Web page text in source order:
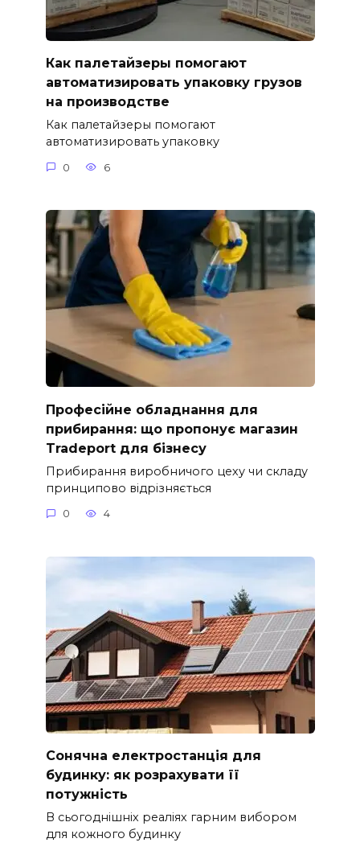
Как палетайзеры помогают
автоматизировать упаковку грузов
на производстве
Как палетайзеры помогают
автоматизировать упаковку
0 6
Професійне обладнання для
прибирання: що пропонує магазин
Tradeport для бізнесу
Прибирання виробничого цеху чи складу
принципово відрізняється
0 4
Сонячна електростанція для
будинку: як розрахувати її
потужність
В сьогоднішніх реаліях гарним вибором
для кожного будинку